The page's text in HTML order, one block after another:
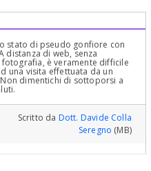
stato di pseudo gonfiore con
distanza di web, senza
è veramente difficile
una visita effettuata da un
dimentichi di sottoporsi a
Scritto da Dott. Davide Colla
Seregno (MB)